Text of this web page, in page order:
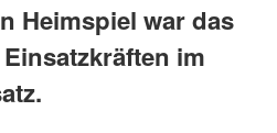
Heimspiel war das
im